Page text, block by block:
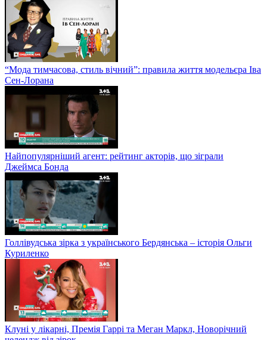
“Мода тимчасова, стиль вічний”: правила життя модельєра Іва
Сен-Лорана
Найпопулярніший агент: рейтинг акторів, що зіграли
Джеймса Бонда
Голлівудська зірка з українського Бердянська – історія Ольги
Куриленко
Клуні у лікарні, Премія Гаррі та Меган Маркл, Новорічний